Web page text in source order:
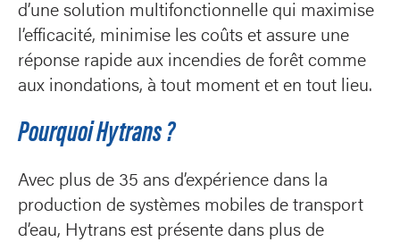
d’une solution multifonctionnelle qui maximise
l’efficacité, minimise les coûts et assure une
réponse rapide aux incendies de forêt comme
aux inondations, à tout moment et en tout lieu.
Pourquoi Hytrans ?
Avec plus de 35 ans d’expérience dans la
production de systèmes mobiles de transport
d’eau, Hytrans est présente dans plus de